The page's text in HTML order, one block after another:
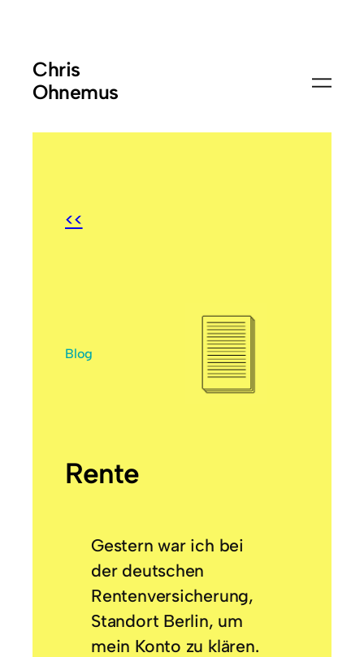
Chris
Ohnemus
<<
Blog
Rente
Gestern war ich bei
der deutschen
Rentenversicherung,
Standort Berlin, um
mein Konto zu klären.